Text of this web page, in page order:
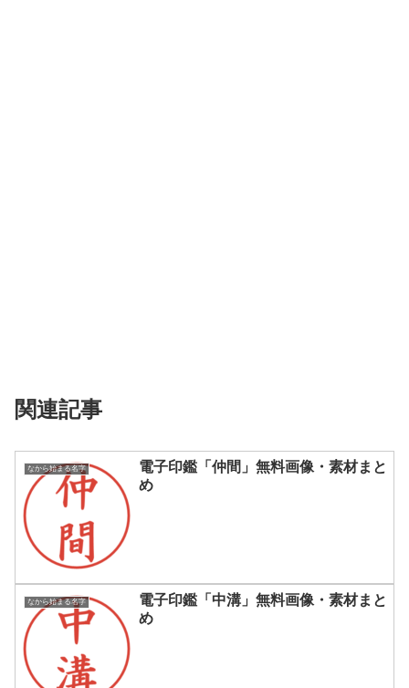
関連記事
なから始まる名字
電子印鑑「仲間」無料画像・素材まと
め
なから始まる名字
電子印鑑「中溝」無料画像・素材まと
め